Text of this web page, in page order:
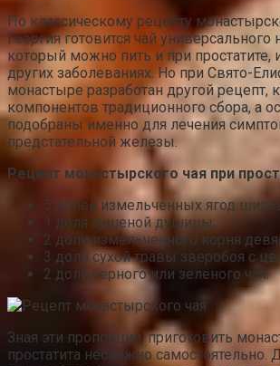
По классическому рецепту
Георгия готовится чай универсального
который можно пить и при простатите,
других заболеваниях. Но при Свято-
монастыре разработан другой рецепт,
компонентов традиционного сбора, а
подобраны именно для лечения
предстательной железы.
Рецепт монастырского чая при
5 долей измельченных ягод
1 доля сушеной душицы;
2 доли измельченного корня
3 доли сухой травы зверобоя с
2 доли черного или зеленого чая.
Зная эти пропорции, приготовить
простатита несложно самостоятельно.